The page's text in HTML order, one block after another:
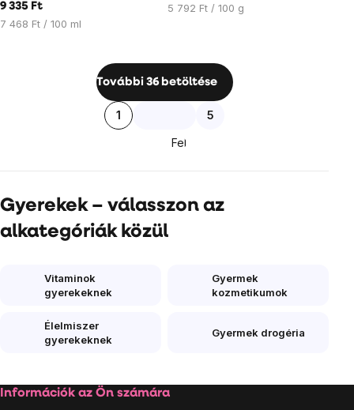
9 335 Ft
Egységár:
7 468 Ft / 100 ml
Egységár:
5 792 Ft / 100 g
Listairányítás
További 36 betöltése
Lapozás
1 5
Fel
Gyerekek – válasszon az
alkategóriák közül
Vitaminok
gyerekeknek
Gyermek
kozmetikumok
Élelmiszer
gyerekeknek
Gyermek drogéria
Lábléc
Információk az Ön számára